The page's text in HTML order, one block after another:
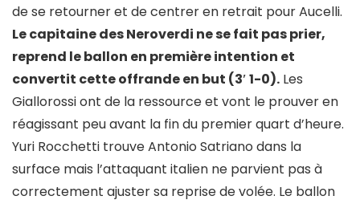
de se retourner et de centrer en retrait pour Aucelli.
Le capitaine des Neroverdi ne se fait pas prier,
reprend le ballon en première intention et
convertit cette offrande en but (3′ 1-0). Les
Giallorossi ont de la ressource et vont le prouver en
réagissant peu avant la fin du premier quart d’heure.
Yuri Rocchetti trouve Antonio Satriano dans la
surface mais l’attaquant italien ne parvient pas à
correctement ajuster sa reprise de volée. Le ballon